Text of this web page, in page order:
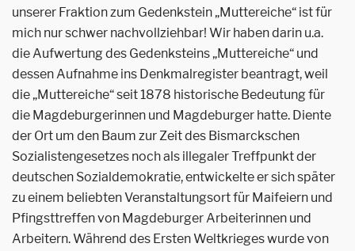
unserer Fraktion zum Gedenkstein „Muttereiche“ ist für
mich nur schwer nachvollziehbar! Wir haben darin u.a.
die Aufwertung des Gedenksteins „Muttereiche“ und
dessen Aufnahme ins Denkmalregister beantragt, weil
die „Muttereiche“ seit 1878 historische Bedeutung für
die Magdeburgerinnen und Magdeburger hatte. Diente
der Ort um den Baum zur Zeit des Bismarckschen
Sozialistengesetzes noch als illegaler Treffpunkt der
deutschen Sozialdemokratie, entwickelte er sich später
zu einem beliebten Veranstaltungsort für Maifeiern und
Pfingsttreffen von Magdeburger Arbeiterinnen und
Arbeitern. Während des Ersten Weltkrieges wurde von